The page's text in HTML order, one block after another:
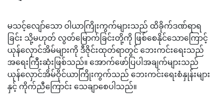
မသင့်လျော်သော ဝါယာကြိုးကွက်များသည် ထိခိုက်ဒဏ်ရာရ
ခြင်း သို့မဟုတ် လွတ်မြောက်ခြင်းတို့ကို ဖြစ်စေနိုင်သောကြောင့်
ယုန်လှောင်အိမ်များကို ဒီဇိုင်းထုတ်ရာတွင် ဘေးကင်းရေးသည်
အရေးကြီးဆုံးဖြစ်သည်။ အောက်ဖော်ပြပါအချက်များသည်
ယုန်လှောင်အိမ်ဝိုင်ယာကြိုးကွက်သည် ဘေးကင်းရေးစံနှုန်းများ
နှင့် ကိုက်ညီကြောင်း သေချာစေပါသည်။